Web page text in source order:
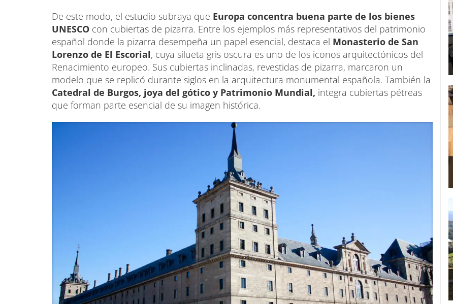
De este modo, el estudio subraya que Europa concentra buena parte de los bienes
UNESCO con cubiertas de pizarra. Entre los ejemplos más representativos del patrimonio
español donde la pizarra desempeña un papel esencial, destaca el Monasterio de San
Lorenzo de El Escorial, cuya silueta gris oscura es uno de los iconos arquitectónicos del
Renacimiento europeo. Sus cubiertas inclinadas, revestidas de pizarra, marcaron un
modelo que se replicó durante siglos en la arquitectura monumental española. También la
Catedral de Burgos, joya del gótico y Patrimonio Mundial, integra cubiertas pétreas
que forman parte esencial de su imagen histórica.